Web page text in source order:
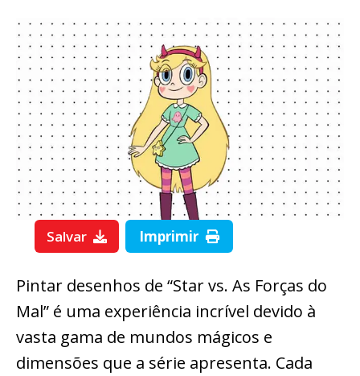
Salvar Imprimir
Pintar desenhos de “Star vs. As Forças do
Mal” é uma experiência incrível devido à
vasta gama de mundos mágicos e
dimensões que a série apresenta. Cada